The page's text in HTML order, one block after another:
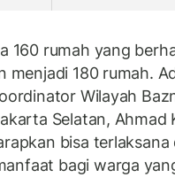
160 rumah yang
menjadi 180 rumah.
Wilayah
Selatan, Ahmad
bisa
bagi warga